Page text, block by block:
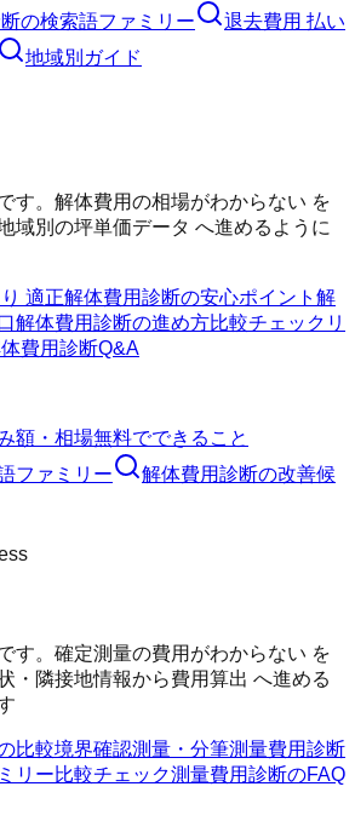
の検索語ファミリー
退去費用 払い
地域別ガイド
す。解体費用の相場がわからない を
域別の坪単価データ へ進めるように
適正解体費用診断の安心ポイント 解
解体費用診断の進め方比較チェックリ
費用診断Q&A
額・相場無料でできること
ファミリー 解体費用診断の改善候
す。確定測量の費用がわからない を
・隣接地情報から費用算出 へ進める
比較境界確認測量・分筆測量費用診断
リー比較チェック測量費用診断のFAQ